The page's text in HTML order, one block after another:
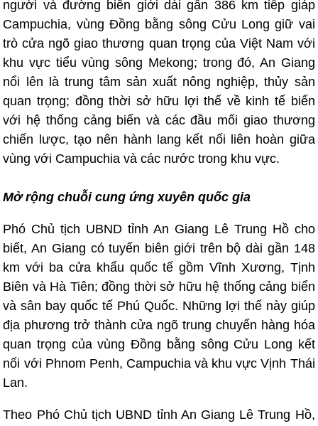
người và đường biên giới dài gần 386 km tiếp giáp
Campuchia, vùng Đồng bằng sông Cửu Long giữ vai
trò cửa ngõ giao thương quan trọng của Việt Nam với
khu vực tiểu vùng sông Mekong; trong đó, An Giang
nổi lên là trung tâm sản xuất nông nghiệp, thủy sản
quan trọng; đồng thời sở hữu lợi thế về kinh tế biển
với hệ thống cảng biển và các đầu mối giao thương
chiến lược, tạo nên hành lang kết nối liên hoàn giữa
vùng với Campuchia và các nước trong khu vực.
Mở rộng chuỗi cung ứng xuyên quốc gia
Phó Chủ tịch UBND tỉnh An Giang Lê Trung Hồ cho
biết, An Giang có tuyến biên giới trên bộ dài gần 148
km với ba cửa khẩu quốc tế gồm Vĩnh Xương, Tịnh
Biên và Hà Tiên; đồng thời sở hữu hệ thống cảng biển
và sân bay quốc tế Phú Quốc. Những lợi thế này giúp
địa phương trở thành cửa ngõ trung chuyển hàng hóa
quan trọng của vùng Đồng bằng sông Cửu Long kết
nối với Phnom Penh, Campuchia và khu vực Vịnh Thái
Lan.
Theo Phó Chủ tịch UBND tỉnh An Giang Lê Trung Hồ,